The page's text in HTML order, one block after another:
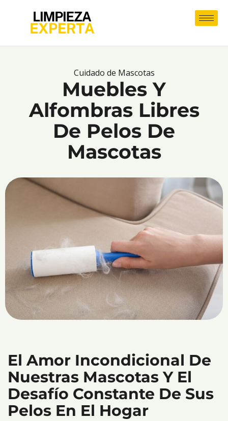
Cuidado de Mascotas
Muebles Y
Alfombras Libres
De Pelos De
Mascotas
El Amor Incondicional De
Nuestras Mascotas Y El
Desafío Constante De Sus
Pelos En El Hogar